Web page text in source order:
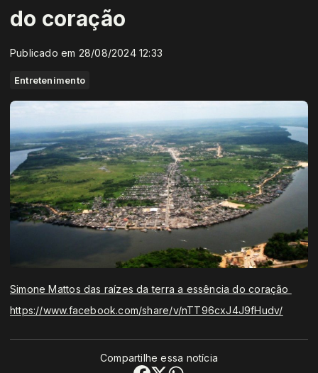
do coração
Publicado em 28/08/2024 12:33
Entretenimento
Simone Mattos das raízes da terra a essência do coração
https://www.facebook.com/share/v/nTT96cxJ4J9fHudv/
Compartilhe essa notícia